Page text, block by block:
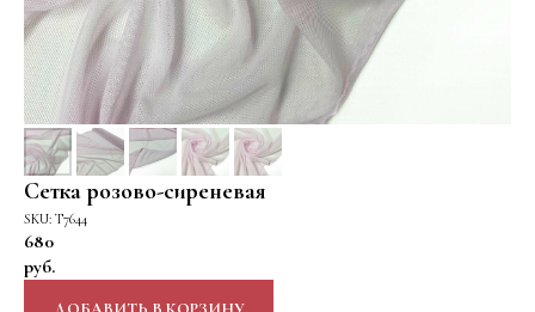
Сетка розово-сиреневая
SKU: Т7644
680
руб.